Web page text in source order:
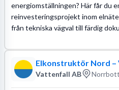
energiomställningen? Här får du
reinvesteringsprojekt inom
från tekniska vägval till färdig
Elkonstruktör Nord
Vattenfall AB